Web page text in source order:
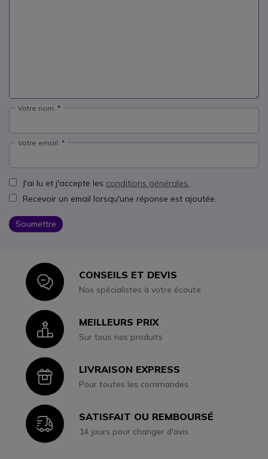
Votre nom:
Votre email:
J'ai lu et j'accepte les conditions générales.
Recevoir un email lorsqu'une réponse est ajoutée.
Soumettre
IconCONSEILS ET DEVIS
Nos spécialistes à votre écoute
IconMEILLEURS PRIX
Sur tous nos produits
IconLIVRAISON EXPRESS
Pour toutes les commandes
IconSATISFAIT OU REMBOURSÉ
14 jours pour changer d'avis